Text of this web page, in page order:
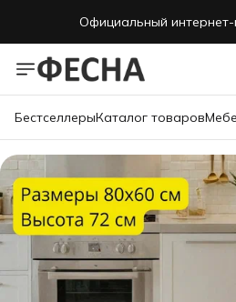
Официальный
БестселлерыКаталог товаров